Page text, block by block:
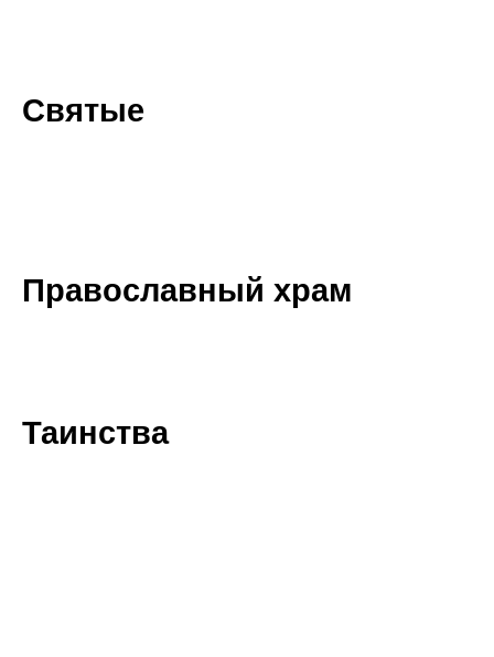
Святые
Православный храм
Таинства